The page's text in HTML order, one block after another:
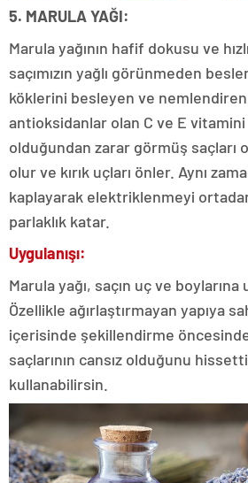
5. MARULA YAĞI:
Marula yağının hafif dokusu ve
saçımızın yağlı görünmeden
köklerini besleyen ve
antioksidanlar olan C ve E vitamini
olduğundan zarar görmüş saçları
olur ve kırık uçları önler. Aynı
kaplayarak elektriklenmeyi
parlaklık katar.
Uygulanışı:
Marula yağı, saçın uç ve boylarına
Özellikle ağırlaştırmayan yapıya
içerisinde şekillendirme
saçlarının cansız olduğunu
kullanabilirsin.